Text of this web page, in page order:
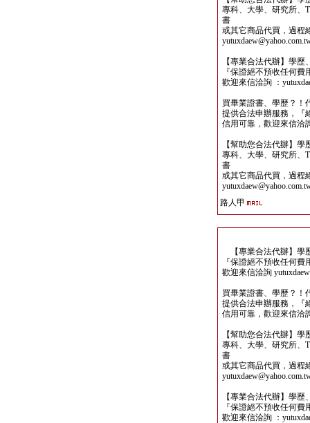
專科、大學、研究所、
書
或其它商品代買，過程
【專業合法代辦】學
『保證絕不預收任何
歡迎來信洽詢 ：
買畢業證書、學歷？！
提供合法申辦服務，『
信用可靠，歡迎來信洽
【幫助您合法代辦】
專科、大學、研究所、
書
或其它商品代買，過程
路人甲
【專業合法代辦】學
『保證絕不預收任何
歡迎來信洽詢
買畢業證書、學歷？！
提供合法申辦服務，『
信用可靠，歡迎來信洽
【幫助您合法代辦】
專科、大學、研究所、
書
或其它商品代買，過程
【專業合法代辦】學
『保證絕不預收任何
歡迎來信洽詢 ：